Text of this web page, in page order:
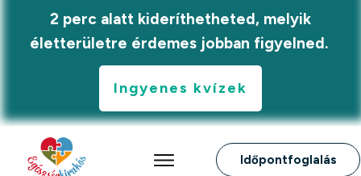
2 perc alatt kideríthetheted, melyik
életterületre érdemes jobban figyelned.
Ingyenes kvízek
Időpontfoglalás